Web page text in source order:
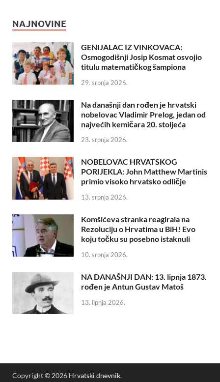
NAJNOVINE
GENIJALAC IZ VINKOVACA:
Osmogodišnji Josip Kosmat osvojio
titulu matematičkog šampiona
29. srpnja 2026.
Na današnji dan rođen je hrvatski
nobelovac Vladimir Prelog, jedan od
najvećih kemičara 20. stoljeća
23. srpnja 2026.
NOBELOVAC HRVATSKOG
PORIJEKLA: John Matthew Martinis
primio visoko hrvatsko odličje
13. srpnja 2026.
Komšićeva stranka reagirala na
Rezoluciju o Hrvatima u BiH! Evo
koju točku su posebno istaknuli
10. srpnja 2026.
NA DANAŠNJI DAN: 13. lipnja 1873.
rođen je Antun Gustav Matoš
13. lipnja 2026.
Copyright © 2026 Hrvatski dnevnik.